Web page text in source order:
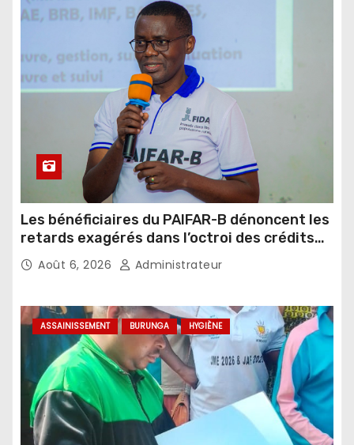
Les bénéficiaires du PAIFAR-B dénoncent les
retards exagérés dans l’octroi des crédits
agricoles
Août 6, 2026 Administrateur
ASSAINISSEMENT BURUNGA HYGIÈNE